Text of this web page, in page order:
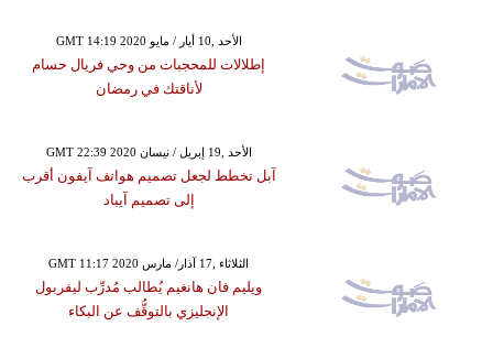
GMT 14:19 2020 الأحد ,10 أيار / مايو
إطلالات للمحجبات من وحي فريال حسام
لأناقتك في رمضان
GMT 22:39 2020 الأحد ,19 إبريل / نيسان
آبل تخطط لجعل تصميم هواتف آيفون أقرب
إلى تصميم آيباد
GMT 11:17 2020 الثلاثاء ,17 آذار/ مارس
ويليم فان هانغيم يُطالب مُدرِّب ليفربول
الإنجليزي بالتوقُّف عن البكاء